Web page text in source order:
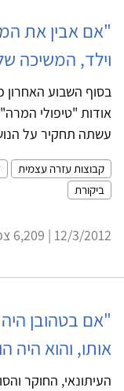
"אם אבין את
וילד, המשיכה
בסוף השבוע האחרון
אודות "טיפולי המרה"
עשתה תחקיר על
קבוצות עזרה עצמית
ביקורת
12/3/2012 | 6,209 צפיות |
"אם בטהובן היה
אותו, והוא היה
העיתונאי, החוקר